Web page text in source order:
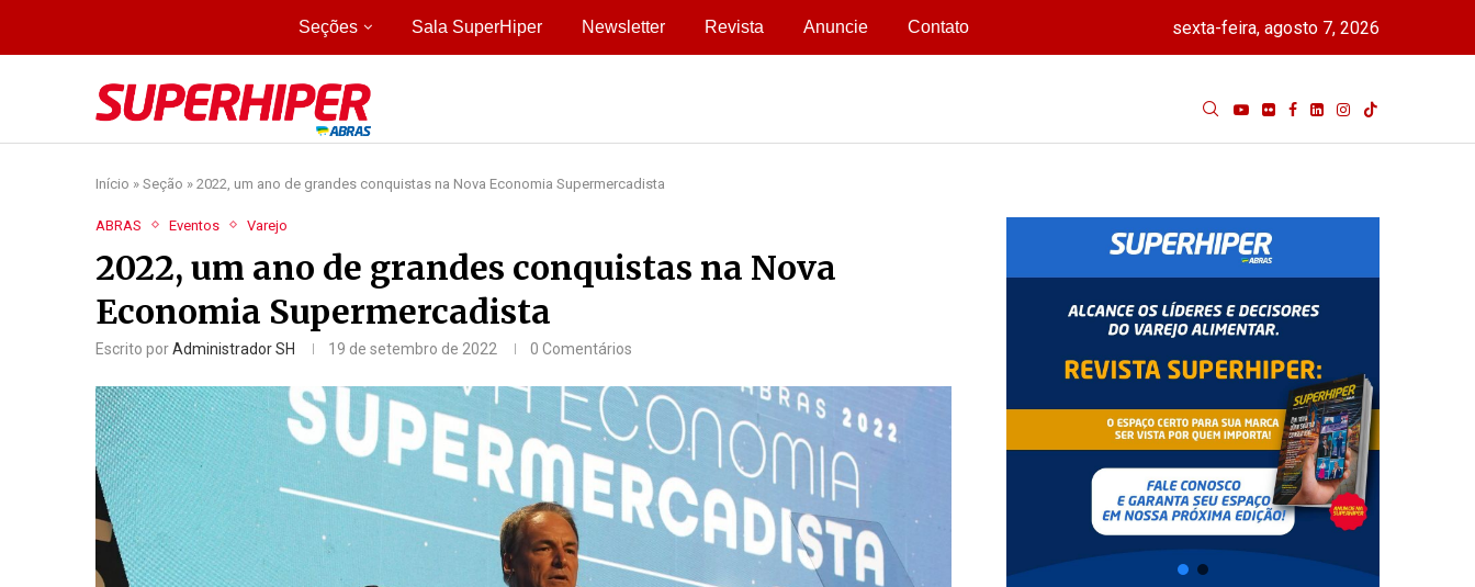
Seções Sala SuperHiper Newsletter Revista Anuncie Contato sexta-feira, agosto 7, 2026
Início » Seção » 2022, um ano de grandes conquistas na Nova Economia Supermercadista
ABRAS Eventos Varejo
2022, um ano de grandes conquistas na Nova
Economia Supermercadista
Escrito porAdministrador SH 19 de setembro de 2022 0 Comentários